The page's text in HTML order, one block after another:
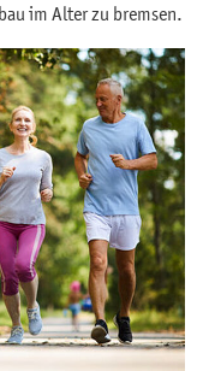
im Alter zu bremsen.